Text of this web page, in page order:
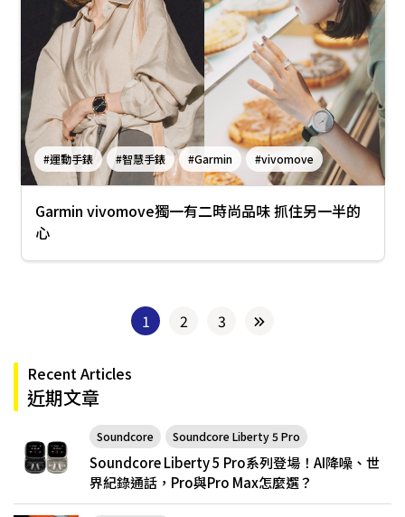
#運動手錶 #智慧手錶 #Garmin
#vivomove
#Vivoactive4
Garmin vivomove獨一有二時尚品味 抓住另一半的
心
1 2 3
Recent Articles
近期文章
Soundcore Soundcore Liberty 5 Pro
Soundcore Liberty 5 Pro系列登場！AI降噪、世
界紀錄通話，Pro與Pro Max怎麼選？